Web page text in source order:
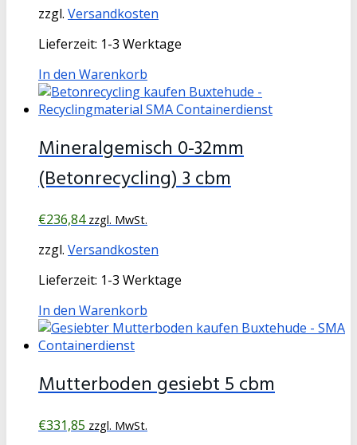
zzgl. Versandkosten
Lieferzeit: 1-3 Werktage
In den Warenkorb
Mineralgemisch 0-32mm
(Betonrecycling) 3 cbm
€236,84 zzgl. MwSt.
zzgl. Versandkosten
Lieferzeit: 1-3 Werktage
In den Warenkorb
Mutterboden gesiebt 5 cbm
€331,85 zzgl. MwSt.